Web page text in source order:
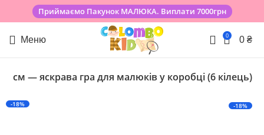
Приймаємо Пакунок МАЛЮКА. Виплати 7000грн
Меню 0 0 ₴
— яскрава гра для малюків у коробці (6 кілець)
-18% -18%